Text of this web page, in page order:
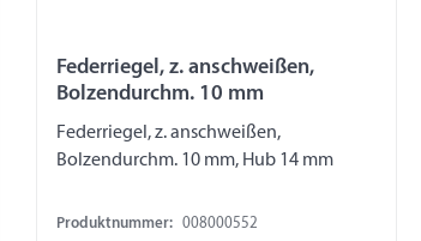
Federriegel, z. anschweißen,
Bolzendurchm. 10 mm
Federriegel, z. anschweißen,
Bolzendurchm. 10 mm, Hub 14 mm
Produktnummer: 008000552